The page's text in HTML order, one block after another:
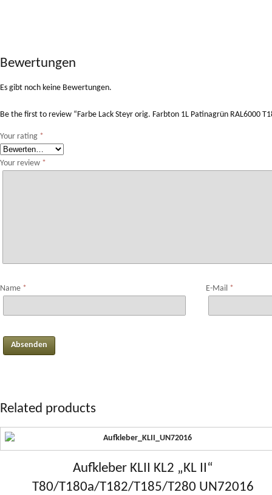
Bewertungen
Es gibt noch keine Bewertungen.
Be the first to review “Farbe Lack Steyr orig. Farbton 1L Patinagrün RAL6000
Your rating *
Your review *
Name * E-Mail *
Related products
Aufkleber KLII KL2 „KL II“
T80/T180a/T182/T185/T280 UN72016